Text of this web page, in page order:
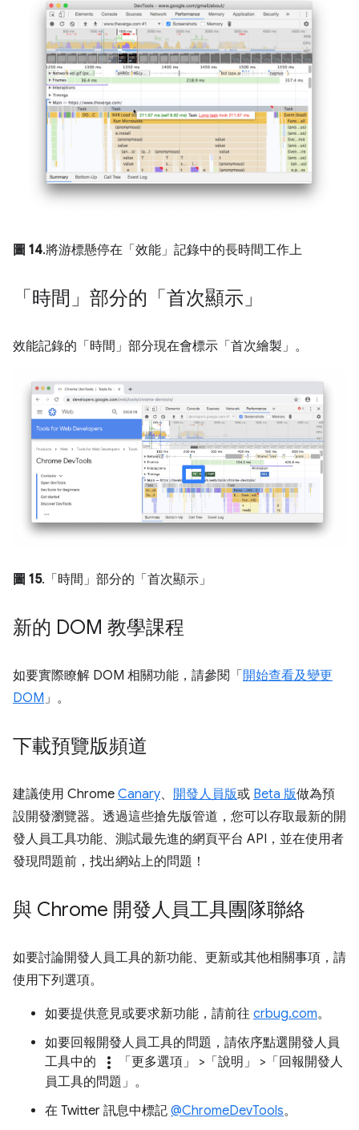
圖 14.將游標懸停在「效能」記錄中的長時間工作上
「時間」部分的「首次顯示」
效能記錄的「時間」部分現在會標示「首次繪製」。
圖 15.「時間」部分的「首次顯示」
新的 DOM 教學課程
如要實際瞭解 DOM 相關功能，請參閱「開始查看及變更
DOM 」。
下載預覽版頻道
建議使用 Chrome Canary、 開發人員版或 Beta 版做為預
設開發瀏覽器。透過這些搶先版管道，您可以存取最新的開
發人員工具功能、測試最先進的網頁平台 API，並在使用者
發現問題前，找出網站上的問題！
與 Chrome 開發人員工具團隊聯絡
如要討論開發人員工具的新功能、更新或其他相關事項，請
使用下列選項。
如要提供意見或要求新功能，請前往 crbug.com。
如要回報開發人員工具的問題，請依序點選開發人員
工具中的
more_vert 「更多選項」 >「說明」
>「回報開發人
員工具的問題」 。
在 Twitter 訊息中標記 @ChromeDevTools。